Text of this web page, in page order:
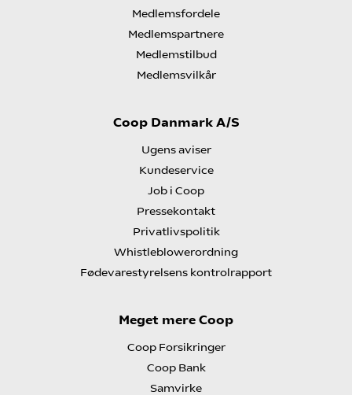
Medlemsfordele
Medlemspartnere
Medlemstilbud
Medlemsvilkår
Coop Danmark A/S
Ugens aviser
Kundeservice
Job i Coop
Pressekontakt
Privatlivspolitik
Whistleblowerordning
Fødevarestyrelsens kontrolrapport
Meget mere Coop
Coop Forsikringer
Coop Bank
Samvirke